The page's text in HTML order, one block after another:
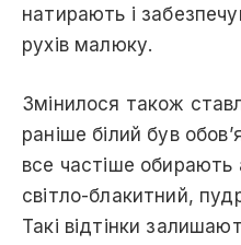
натирають і
рухів малюку.
Змінилося також
раніше білий був
все частіше обирають
світло-блакитний,
Такі відтінки